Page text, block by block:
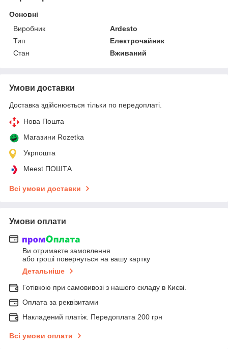
Основні
Виробник
Ardesto
Тип
Електрочайник
Стан
Вживаний
Умови доставки
Доставка здійснюється тільки по передоплаті.
Нова Пошта
Магазини Rozetka
Укрпошта
Meest ПОШТА
Всі умови доставки
Умови оплати
Ви отримаєте замовлення
або гроші повернуться на вашу картку
Детальніше
Готівкою при самовивозі з нашого складу в Києві.
Оплата за реквізитами
Накладений платіж. Передоплата 200 грн
Всі умови оплати